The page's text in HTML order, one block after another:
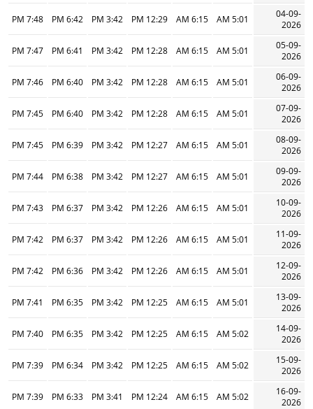
04-09-
2026
5:01 AM
6:15 AM
12:29 PM
3:42 PM
6:42 PM
7:48 PM
05-09-
2026
5:01 AM
6:15 AM
12:28 PM
3:42 PM
6:41 PM
7:47 PM
06-09-
2026
5:01 AM
6:15 AM
12:28 PM
3:42 PM
6:40 PM
7:46 PM
07-09-
2026
5:01 AM
6:15 AM
12:28 PM
3:42 PM
6:40 PM
7:45 PM
08-09-
2026
5:01 AM
6:15 AM
12:27 PM
3:42 PM
6:39 PM
7:45 PM
09-09-
2026
5:01 AM
6:15 AM
12:27 PM
3:42 PM
6:38 PM
7:44 PM
10-09-
2026
5:01 AM
6:15 AM
12:26 PM
3:42 PM
6:37 PM
7:43 PM
11-09-
2026
5:01 AM
6:15 AM
12:26 PM
3:42 PM
6:37 PM
7:42 PM
12-09-
2026
5:01 AM
6:15 AM
12:26 PM
3:42 PM
6:36 PM
7:42 PM
13-09-
2026
5:01 AM
6:15 AM
12:25 PM
3:42 PM
6:35 PM
7:41 PM
14-09-
2026
5:02 AM
6:15 AM
12:25 PM
3:42 PM
6:35 PM
7:40 PM
15-09-
2026
5:02 AM
6:15 AM
12:25 PM
3:42 PM
6:34 PM
7:39 PM
16-09-
2026
5:02 AM
6:15 AM
12:24 PM
3:41 PM
6:33 PM
7:39 PM